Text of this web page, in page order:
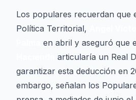
Los populares recuerdan que
Política Territorial,
en abril y aseguró que
articularía un Real
garantizar esta deducción en
embargo, señalan los